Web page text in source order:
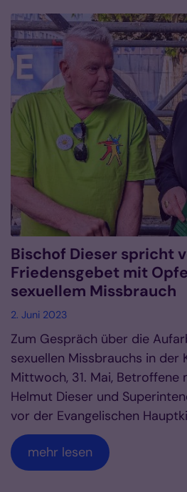
Bischof Dieser spricht
Friedensgebet mit
sexuellem Missbrauch
2. Juni 2023
Zum Gespräch über die
sexuellen Missbrauchs in der
Mittwoch, 31. Mai, Betroffene
Helmut Dieser und
vor der Evangelischen
mehr lesen